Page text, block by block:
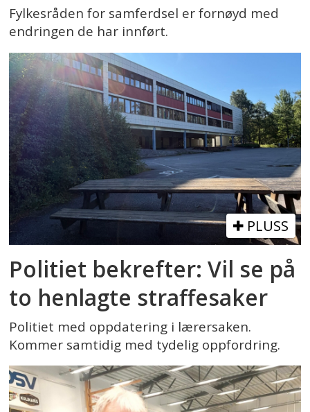
Fylkesråden for samferdsel er fornøyd med
endringen de har innført.
PLUSS
Politiet bekrefter: Vil se på
to henlagte straffesaker
Politiet med oppdatering i lærersaken.
Kommer samtidig med tydelig oppfordring.